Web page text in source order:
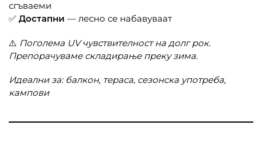
сгъваеми
✅ Достапни — лесно се набавуваат
⚠️ Поголема UV чувствителност на долг рок.
Препорачуваме складирање преку зима.
Идеални за: балкон, тераса, сезонска употреба,
кампови